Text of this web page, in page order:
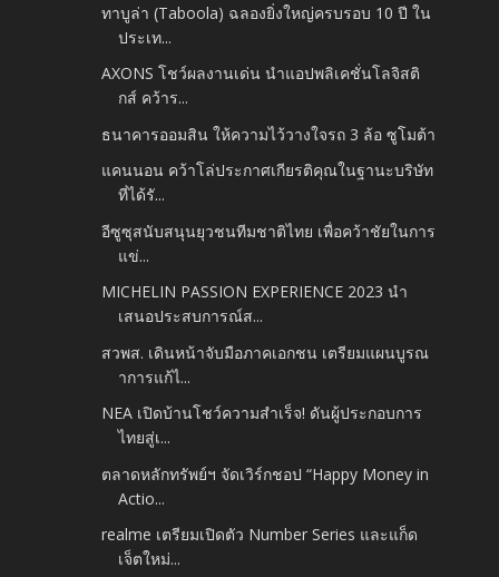
ทาบูล่า (Taboola) ฉลองยิ่งใหญ่ครบรอบ 10 ปี ใน
ประเท...
AXONS โชว์ผลงานเด่น นำแอปพลิเคชั่นโลจิสติ
กส์ คว้าร...
ธนาคารออมสิน ให้ความไว้วางใจรถ 3 ล้อ ซูโมต้า
แคนนอน คว้าโล่ประกาศเกียรติคุณในฐานะบริษัท
ที่ได้รั...
อีซูซุสนับสนุนยุวชนทีมชาติไทย เพื่อคว้าชัยในการ
แข่...
MICHELIN PASSION EXPERIENCE 2023 นำ
เสนอประสบการณ์ส...
สวพส. เดินหน้าจับมือภาคเอกชน เตรียมแผนบูรณ
าการแก้ไ...
NEA เปิดบ้านโชว์ความสำเร็จ! ดันผู้ประกอบการ
ไทยสู่เ...
ตลาดหลักทรัพย์ฯ จัดเวิร์กชอป “Happy Money in
Actio...
realme เตรียมเปิดตัว Number Series และแก็ด
เจ็ตใหม่...